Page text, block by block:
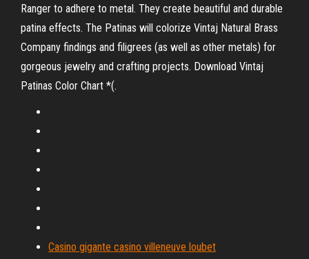
Ranger to adhere to metal. They create beautiful and durable
patina effects. The Patinas will colorize Vintaj Natural Brass
Company findings and filigrees (as well as other metals) for
gorgeous jewelry and crafting projects. Download Vintaj
Patinas Color Chart *(.
Casino gigante casino villeneuve loubet